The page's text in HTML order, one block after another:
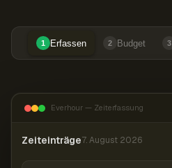
1 Erfassen 2 Budget 3
Everhour — Zeiterfassung
Zeiteinträge7. August 2026